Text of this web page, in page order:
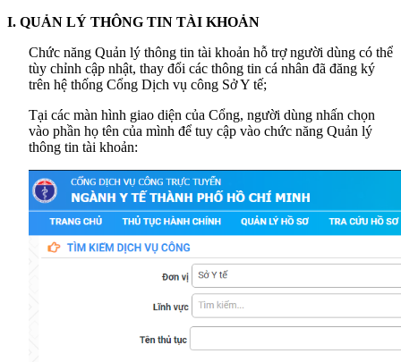
I. QUẢN LÝ THÔNG TIN TÀI KHOẢN
Chức năng Quản lý thông tin tài khoản hỗ trợ người dùng có thể
tùy chỉnh cập nhật, thay đổi các thông tin cá nhân đã đăng ký
trên hệ thống Cổng Dịch vụ công Sở Y tế;
Tại các màn hình giao diện của Cổng, người dùng nhấn chọn
vào phần họ tên của mình để tuy cập vào chức năng Quản lý
thông tin tài khoản: